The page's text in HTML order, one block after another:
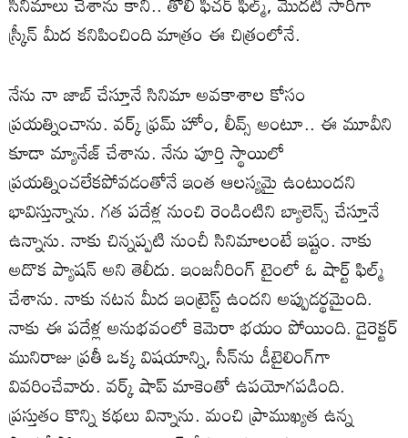
స్క్రీన్ మీద కనిపించింది మాత్రం ఈ చిత్రంలోనే.
నేను నా జాబ్ చేస్తూనే సినిమా అవకాశాల కోసం
ప్రయత్నించాను. వర్క్ ఫ్రమ్ హోం, లీవ్స్ అంటూ.. ఈ మూవీని
కూడా మ్యానేజ్ చేశాను. నేను పూర్తి స్థాయిలో
ప్రయత్నించలేకపోవడంతోనే ఇంత ఆలస్యమై ఉంటుందని
భావిస్తున్నాను. గత పదేళ్ల నుంచి రెండింటిని బ్యాలెన్స్ చేస్తూనే
ఉన్నాను. నాకు చిన్నప్పటి నుంచీ సినిమాలంటే ఇష్టం. నాకు
అదొక ప్యాషన్ అని తెలీదు. ఇంజనీరింగ్ టైంలో ఓ షార్ట్ ఫిల్మ్
చేశాను. నాకు నటన మీద ఇంట్రెస్ట్ ఉందని అప్పుడర్థమైంది.
నాకు ఈ పదేళ్ల అనుభవంలో కెమెరా భయం పోయింది. డైరెక్టర్
మునిరాజు ప్రతీ ఒక్క విషయాన్ని, సీన్‌ను డీటైలింగ్‌గా
వివరించేవారు. వర్క్ షాప్‌ మాకెంతో ఉపయోగపడింది.
ప్రస్తుతం కొన్ని కథలు విన్నాను. మంచి ప్రాముఖ్యత ఉన్న